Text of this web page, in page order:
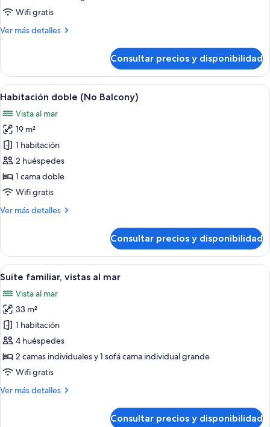
child)
vistas
mar
Wifi gratis
Ver más detalles
Más
individual,
vistas
al
Consultar precios y disponibilidad
Abrir
todas
las
fotos
de
Habitación
doble
(No
Balcony)
Habitación de hotel con cama,
3
Habitación doble (No Balcony)
Vista al mar
19 m²
1 habitación
2 huéspedes
1 cama doble
Wifi gratis
Ver más detalles
Más
doble
(No
Balcony)
Consultar precios y disponibilidad
Abrir
todas
las
fotos
de
Suite
familiar,
vistas
mar
Una habitación de hotel con cama,
6
Suite familiar, vistas al mar
Vista al mar
33 m²
1 habitación
4 huéspedes
2 camas individuales y 1 sofá cama individual grande
Wifi gratis
Ver más detalles
Más
Consultar precios y disponibilidad